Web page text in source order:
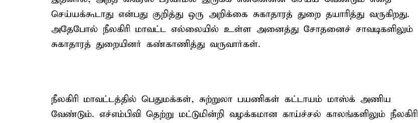
செய்யக்கூடாது என்பது குறித்து ஒரு அறிக்கை சுகாதாரத் துறை தயாரித்து வருகிறது.
அதேபோல் நீலகிரி மாவட்ட எல்லையில் உள்ள அனைத்து சோதனைச் சாவடிகளிலும்
சுகாதாரத் துறையினர் கண்காணித்து வருவார்கள்.
நீலகிரி மாவட்டத்தில் பெதுமக்கள், சுற்றுலா பயணிகள் கட்டாயம் மாஸ்க் அணிய
வேண்டும். எச்எம்பிவி தெற்று மட்டுமின்றி வழக்கமான காய்ச்சல் காலங்களிலும் நீலகிரி